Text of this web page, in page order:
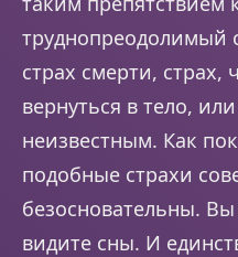
труднопреодолимый
страх смерти, страх,
вернуться в тело,
неизвестным. Как
подобные страхи
безосновательны.
видите сны. И